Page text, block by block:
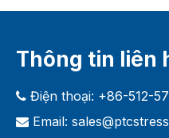
Thông tin liên
 Điện thoại: +86-512-
 Email: